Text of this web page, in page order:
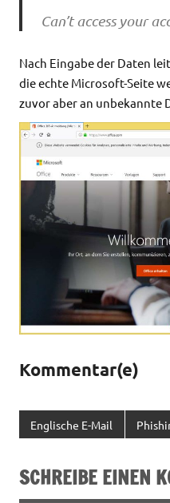
Can’t access your
Nach Eingabe der Daten
die echte Microsoft-Seite
zuvor aber an
Kommentar(e)
Englische E-Mail
SCHREIBE EINEN